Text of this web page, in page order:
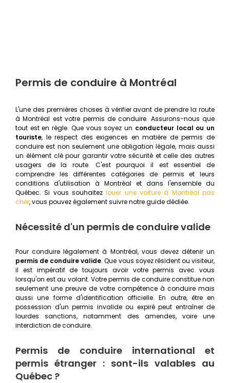
Permis de conduire à Montréal
L'une des premières choses à vérifier avant de prendre la route
à Montréal est votre permis de conduire. Assurons-nous que
tout est en règle. Que vous soyez un conducteur local ou un
touriste, le respect des exigences en matière de permis de
conduire est non seulement une obligation légale, mais aussi
un élément clé pour garantir votre sécurité et celle des autres
usagers de la route. C'est pourquoi il est essentiel de
comprendre les différentes catégories de permis et leurs
conditions d'utilisation à Montréal et dans l'ensemble du
Québec. Si vous souhaitezlouer une voiture à Montréal pas
cher, vous pouvez également suivre notre guide dédiée.
Nécessité d'un permis de conduire valide
Pour conduire légalement à Montréal, vous devez détenir un
permis de conduire valide. Que vous soyez résident ou visiteur,
il est impératif de toujours avoir votre permis avec vous
lorsqu'on est au volant. Votre permis de conduire constitue non
seulement une preuve de votre compétence à conduire mais
aussi une forme d'identification officielle. En outre, être en
possession d'un permis invalide ou expiré peut entraîner de
lourdes sanctions, notamment des amendes, voire une
interdiction de conduire.
Permis de conduire international et
permis étranger : sont-ils valables au
Québec ?